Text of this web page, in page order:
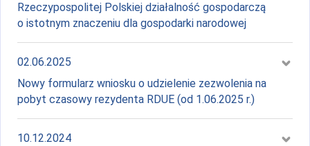
Rzeczypospolitej Polskiej działalność gospodarczą
o istotnym znaczeniu dla gospodarki narodowej
Data:
02.06.2025
Nowy formularz wniosku o udzielenie zezwolenia na
pobyt czasowy rezydenta RDUE (od 1.06.2025 r.)
Data:
10.12.2024